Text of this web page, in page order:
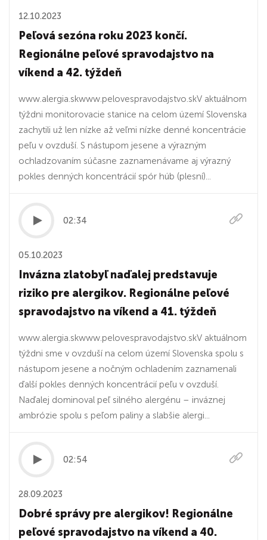
12.10.2023
Peľová sezóna roku 2023 končí.
Regionálne peľové spravodajstvo na
víkend a 42. týždeň
www.alergia.skwww.pelovespravodajstvo.skV aktuálnom
týždni monitorovacie stanice na celom území Slovenska
zachytili už len nízke až veľmi nízke denné koncentrácie
peľu v ovzduší. S nástupom jesene a výrazným
ochladzovaním súčasne zaznamenávame aj výrazný
pokles denných koncentrácií spór húb (plesní)...
02:34
05.10.2023
Invázna zlatobyľ naďalej predstavuje
riziko pre alergikov. Regionálne peľové
spravodajstvo na víkend a 41. týždeň
www.alergia.skwww.pelovespravodajstvo.skV aktuálnom
týždni sme v ovzduší na celom území Slovenska spolu s
nástupom jesene a nočným ochladením zaznamenali
ďalší pokles denných koncentrácií peľu v ovzduší.
Naďalej dominoval peľ silného alergénu – inváznej
ambrózie spolu s peľom paliny a slabšie alergi...
02:54
28.09.2023
Dobré správy pre alergikov! Regionálne
peľové spravodajstvo na víkend a 40.